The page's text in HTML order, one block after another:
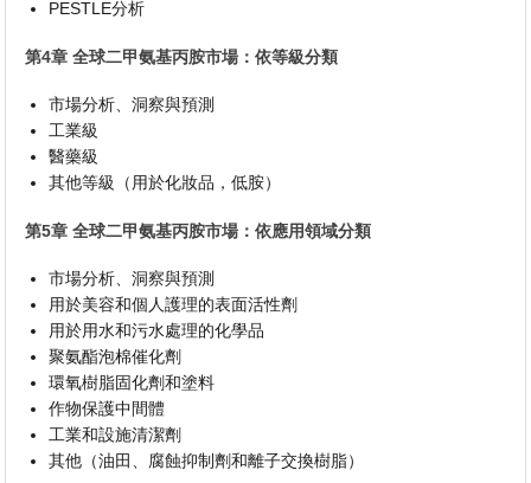
PESTLE分析
第4章 全球二甲氨基丙胺市場：依等級分類
市場分析、洞察與預測
工業級
醫藥級
其他等級（用於化妝品，低胺）
第5章 全球二甲氨基丙胺市場：依應用領域分類
市場分析、洞察與預測
用於美容和個人護理的表面活性劑
用於用水和污水處理的化學品
聚氨酯泡棉催化劑
環氧樹脂固化劑和塗料
作物保護中間體
工業和設施清潔劑
其他（油田、腐蝕抑制劑和離子交換樹脂）